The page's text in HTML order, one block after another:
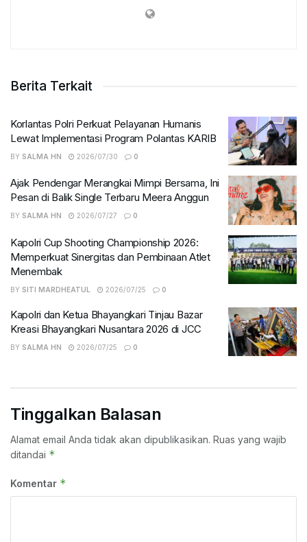
Berita Terkait
Korlantas Polri Perkuat Pelayanan Humanis
Lewat Implementasi Program Polantas KARIB
BY SALMA HN 2026/07/30 0
Ajak Pendengar Merangkai Mimpi Bersama, Ini
Pesan di Balik Single Terbaru Meera Anggun
BY SALMA HN 2026/07/27 0
Kapolri Cup Shooting Championship 2026:
Memperkuat Sinergitas dan Pembinaan Atlet
Menembak
BY SITI MARDHEATUL 2026/07/25 0
Kapolri dan Ketua Bhayangkari Tinjau Bazar
Kreasi Bhayangkari Nusantara 2026 di JCC
BY SALMA HN 2026/07/25 0
Tinggalkan Balasan
Alamat email Anda tidak akan dipublikasikan. Ruas yang wajib
ditandai *
Komentar *